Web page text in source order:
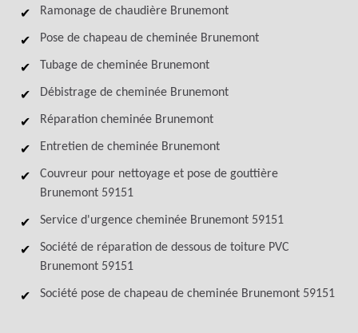
Ramonage de chaudière Brunemont
Pose de chapeau de cheminée Brunemont
Tubage de cheminée Brunemont
Débistrage de cheminée Brunemont
Réparation cheminée Brunemont
Entretien de cheminée Brunemont
Couvreur pour nettoyage et pose de gouttière
Brunemont 59151
Service d'urgence cheminée Brunemont 59151
Société de réparation de dessous de toiture PVC
Brunemont 59151
Société pose de chapeau de cheminée Brunemont 59151